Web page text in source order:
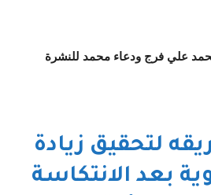
علي فرج ودعاء محمد للنشرة
لتحقيق زيادة
بعد الانتكاسة